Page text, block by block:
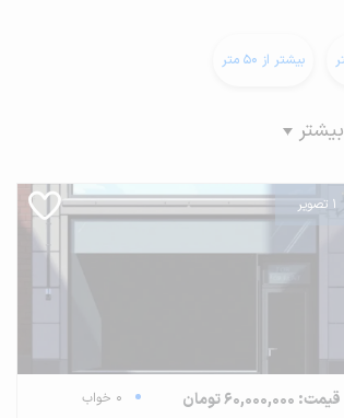
بیشتر از 50 متر
بیشتر
1 تصویر
قیمت: 60,000,000 تومان
0 خواب